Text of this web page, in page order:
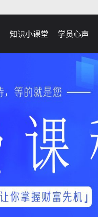
知识小课堂 学员心声